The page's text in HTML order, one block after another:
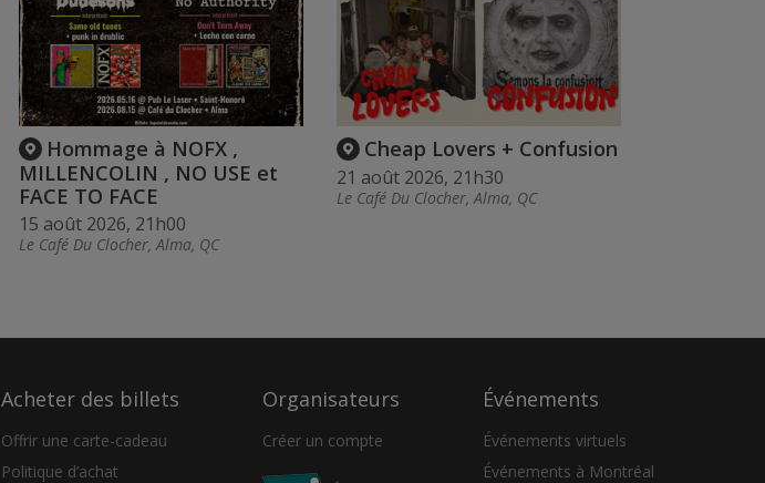
Hommage à NOFX ,
MILLENCOLIN , NO USE et
FACE TO FACE
15 août 2026, 21h00
Le Café Du Clocher, Alma, QC
Cheap Lovers + Confusion
21 août 2026, 21h30
Le Café Du Clocher, Alma, QC
Acheter des billets
Offrir une carte-cadeau
Politique d’achat
Organisateurs
Créer un compte
Événements
Événements virtuels
Événements à Montréal